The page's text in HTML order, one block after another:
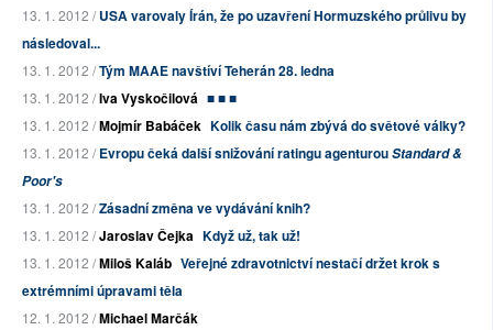
13. 1. 2012 /USA varovaly Írán, že po uzavření Hormuzského průlivu by
následoval...
13. 1. 2012 /Tým MAAE navštíví Teherán 28. ledna
13. 1. 2012 /Iva Vyskočilová ■ ■ ■
13. 1. 2012 /Mojmír Babáček Kolik času nám zbývá do světové války?
13. 1. 2012 /Evropu čeká další snižování ratingu agenturouStandard &
Poor's
13. 1. 2012 /Zásadní změna ve vydávání knih?
13. 1. 2012 /Jaroslav Čejka Když už, tak už!
13. 1. 2012 /Miloš Kaláb Veřejné zdravotnictví nestačí držet krok s
extrémními úpravami těla
12. 1. 2012 /Michael Marčák